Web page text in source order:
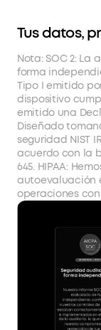
Tus datos,
Nota: SOC 2:
forma
Tipo I emitido
dispositivo
emitido una
Diseñado
seguridad NIST
acuerdo con la
645. HIPAA:
autoevaluación
operaciones